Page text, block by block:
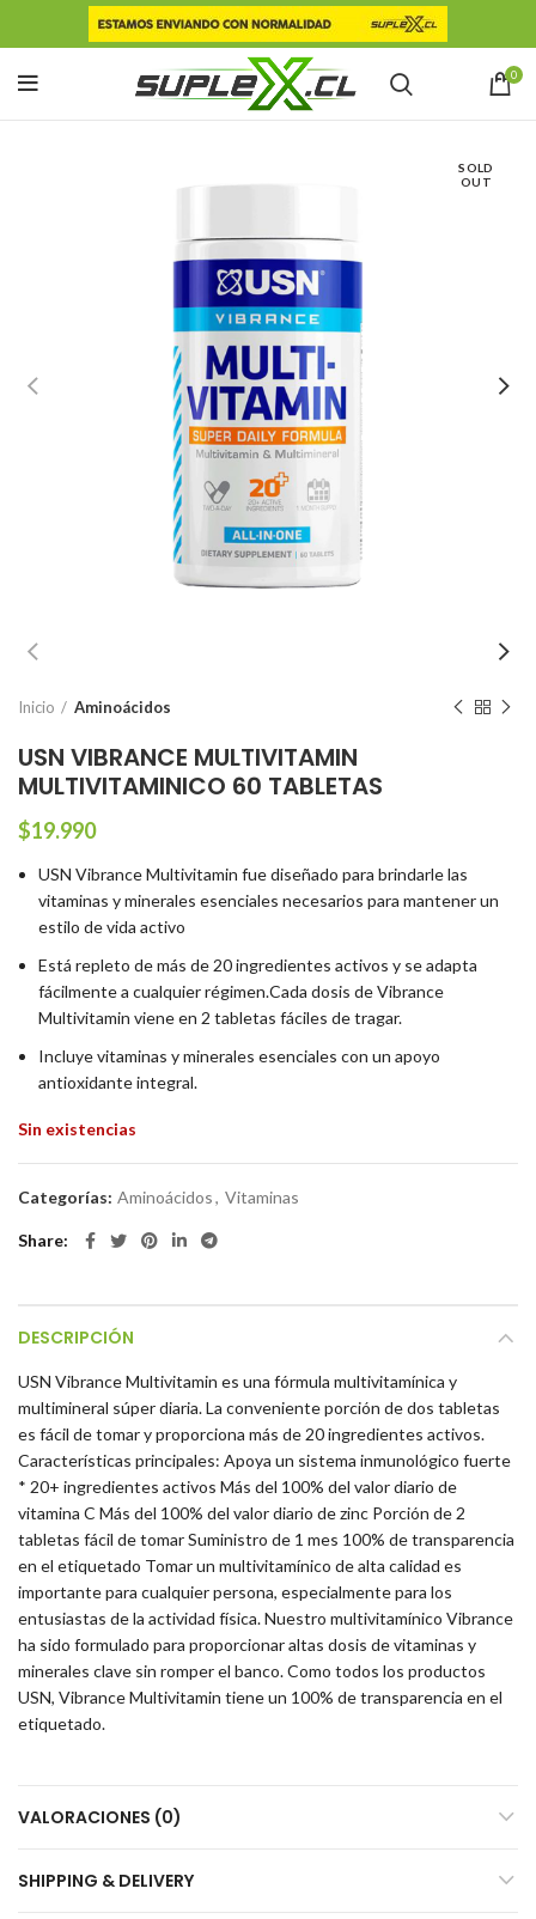
0
SOLD
OUT
Inicio Aminoácidos
USN VIBRANCE MULTIVITAMIN
MULTIVITAMINICO 60 TABLETAS
$19.990
USN Vibrance Multivitamin fue diseñado para brindarle las
vitaminas y minerales esenciales necesarios para mantener un
estilo de vida activo
Está repleto de más de 20 ingredientes activos y se adapta
fácilmente a cualquier régimen.Cada dosis de Vibrance
Multivitamin viene en 2 tabletas fáciles de tragar.
Incluye vitaminas y minerales esenciales con un apoyo
antioxidante integral.
Sin existencias
Categorías: Aminoácidos, Vitaminas
Share
DESCRIPCIÓN
USN Vibrance Multivitamin es una fórmula multivitamínica y
multimineral súper diaria. La conveniente porción de dos tabletas
es fácil de tomar y proporciona más de 20 ingredientes activos.
Características principales: Apoya un sistema inmunológico fuerte
* 20+ ingredientes activos Más del 100% del valor diario de
vitamina C Más del 100% del valor diario de zinc Porción de 2
tabletas fácil de tomar Suministro de 1 mes 100% de transparencia
en el etiquetado Tomar un multivitamínico de alta calidad es
importante para cualquier persona, especialmente para los
entusiastas de la actividad física. Nuestro multivitamínico Vibrance
ha sido formulado para proporcionar altas dosis de vitaminas y
minerales clave sin romper el banco. Como todos los productos
USN, Vibrance Multivitamin tiene un 100% de transparencia en el
etiquetado.
VALORACIONES (0)
SHIPPING & DELIVERY